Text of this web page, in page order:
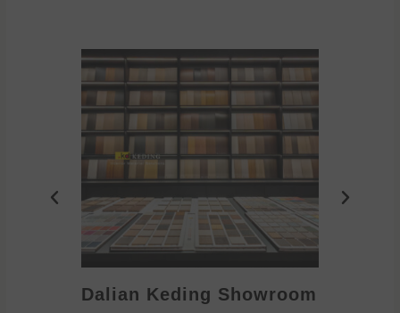
Dalian Keding Showroom